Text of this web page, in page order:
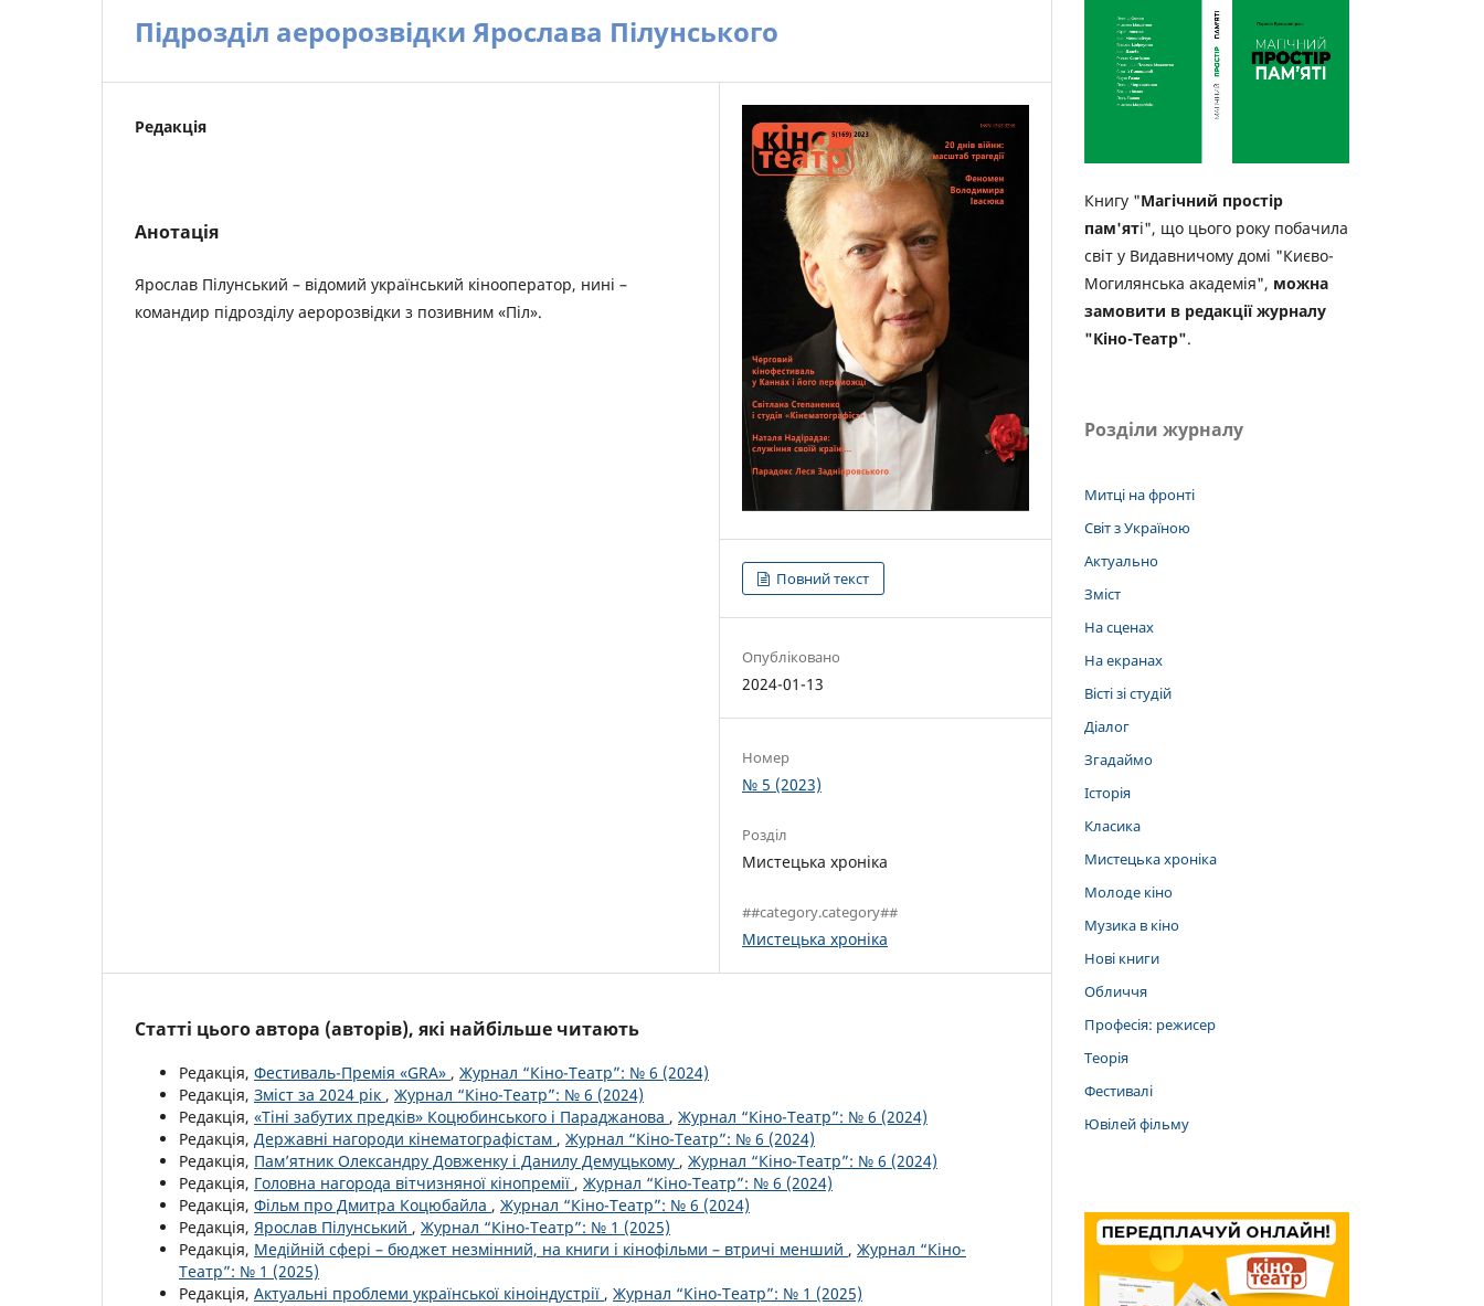
Підрозділ аеророзвідки Ярослава Пілунського
Редакція
Анотація
Ярослав Пілунський – відомий український кінооператор, нині –
командир підрозділу аеророзвідки з позивним «Піл».
Повний текст
Опубліковано
2024-01-13
Номер
№ 5 (2023)
Розділ
Мистецька хроніка
##category.category##
Мистецька хроніка
Статті цього автора (авторів), які найбільше читають
Редакція, Фестиваль-Премія «GRA» , Журнал “Кіно-Театр”: № 6 (2024)
Редакція, Зміст за 2024 рік , Журнал “Кіно-Театр”: № 6 (2024)
Редакція, «Тіні забутих предків» Коцюбинського і Параджанова , Журнал “Кіно-Театр”: № 6 (2024)
Редакція, Державні нагороди кінематографістам , Журнал “Кіно-Театр”: № 6 (2024)
Редакція, Пам’ятник Олександру Довженку і Данилу Демуцькому , Журнал “Кіно-Театр”: № 6 (2024)
Редакція, Головна нагорода вітчизняної кінопремії , Журнал “Кіно-Театр”: № 6 (2024)
Редакція, Фільм про Дмитра Коцюбайла , Журнал “Кіно-Театр”: № 6 (2024)
Редакція, Ярослав Пілунський , Журнал “Кіно-Театр”: № 1 (2025)
Редакція, Медійній сфері – бюджет незмінний, на книги і кінофільми – втричі менший , Журнал “Кіно-
Театр”: № 1 (2025)
Редакція, Актуальні проблеми української кіноіндустрії , Журнал “Кіно-Театр”: № 1 (2025)
Книгу "Магічний простір
пам'яті", що цього року побачила
світ у Видавничому домі "Києво-
Могилянська академія", можна
замовити в редакції журналу
"Кіно-Театр".
Розділи журналу
Митці на фронті
Світ з Україною
Актуально
Зміст
На сценах
На екранах
Вісті зі студій
Діалог
Згадаймо
Історія
Класика
Мистецька хроніка
Молоде кіно
Музика в кіно
Нові книги
Обличчя
Професія: режисер
Теорія
Фестивалі
Ювілей фільму